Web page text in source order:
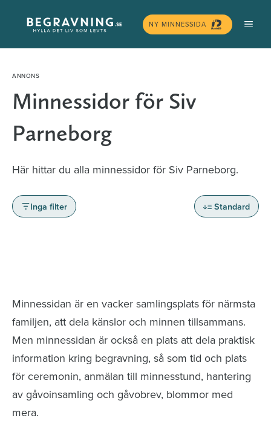
innehåll
NY MINNESSIDA
Minnessidor för Siv
Parneborg
Här hittar du alla minnessidor för Siv Parneborg.
Inga filter Standard
Minnessidan är en vacker samlingsplats för närmsta
familjen, att dela känslor och minnen tillsammans.
Men minnessidan är också en plats att dela praktisk
information kring begravning, så som tid och plats
för ceremonin, anmälan till minnesstund, hantering
av gåvoinsamling och gåvobrev, blommor med
mera.